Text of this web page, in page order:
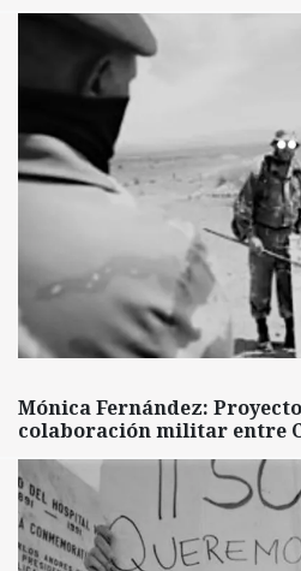
Mónica Fernández:
colaboración militar entre